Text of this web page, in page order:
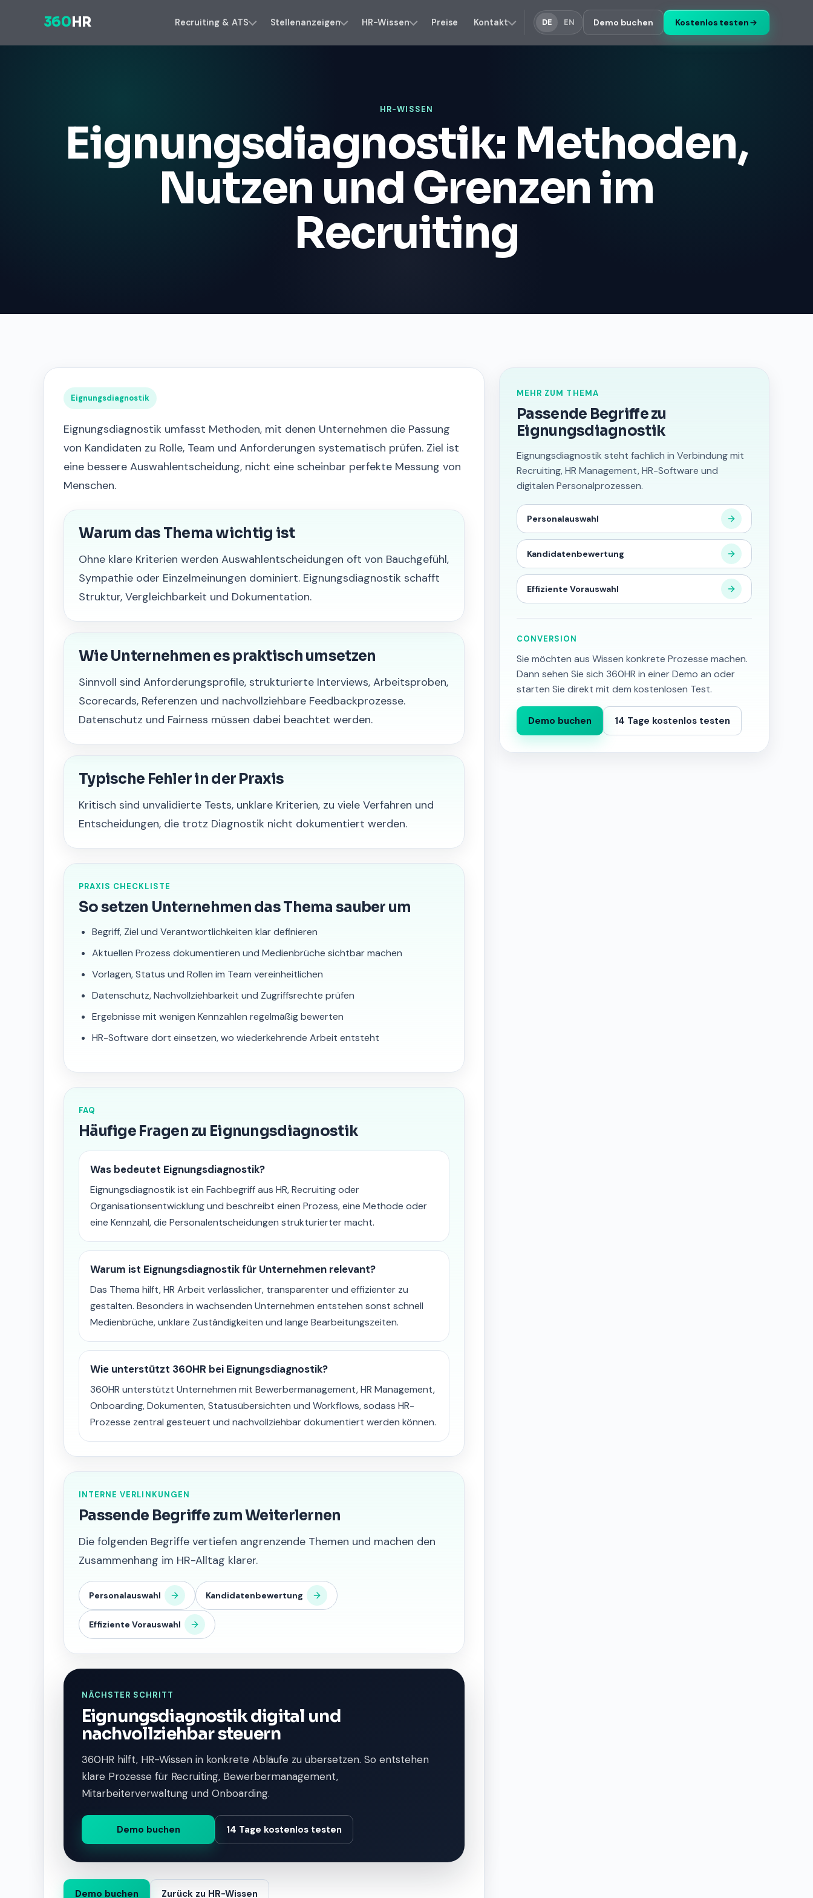
360 HR Recruiting & ATS Stellenanzeigen HR-Wissen Preise Kontakt DE EN Demo buchen Kostenlos testen
HR-WISSEN
Eignungsdiagnostik: Methoden,
Nutzen und Grenzen im
Recruiting
Eignungsdiagnostik
Eignungsdiagnostik umfasst Methoden, mit denen Unternehmen die Passung
von Kandidaten zu Rolle, Team und Anforderungen systematisch prüfen. Ziel ist
eine bessere Auswahlentscheidung, nicht eine scheinbar perfekte Messung von
Menschen.
Warum das Thema wichtig ist
Ohne klare Kriterien werden Auswahlentscheidungen oft von Bauchgefühl,
Sympathie oder Einzelmeinungen dominiert. Eignungsdiagnostik schafft
Struktur, Vergleichbarkeit und Dokumentation.
Wie Unternehmen es praktisch umsetzen
Sinnvoll sind Anforderungsprofile, strukturierte Interviews, Arbeitsproben,
Scorecards, Referenzen und nachvollziehbare Feedbackprozesse.
Datenschutz und Fairness müssen dabei beachtet werden.
Typische Fehler in der Praxis
Kritisch sind unvalidierte Tests, unklare Kriterien, zu viele Verfahren und
Entscheidungen, die trotz Diagnostik nicht dokumentiert werden.
PRAXIS CHECKLISTE
So setzen Unternehmen das Thema sauber um
Begriff, Ziel und Verantwortlichkeiten klar definieren
Aktuellen Prozess dokumentieren und Medienbrüche sichtbar machen
Vorlagen, Status und Rollen im Team vereinheitlichen
Datenschutz, Nachvollziehbarkeit und Zugriffsrechte prüfen
Ergebnisse mit wenigen Kennzahlen regelmäßig bewerten
HR-Software dort einsetzen, wo wiederkehrende Arbeit entsteht
FAQ
Häufige Fragen zu Eignungsdiagnostik
Was bedeutet Eignungsdiagnostik?
Eignungsdiagnostik ist ein Fachbegriff aus HR, Recruiting oder
Organisationsentwicklung und beschreibt einen Prozess, eine Methode oder
eine Kennzahl, die Personalentscheidungen strukturierter macht.
Warum ist Eignungsdiagnostik für Unternehmen relevant?
Das Thema hilft, HR Arbeit verlässlicher, transparenter und effizienter zu
gestalten. Besonders in wachsenden Unternehmen entstehen sonst schnell
Medienbrüche, unklare Zuständigkeiten und lange Bearbeitungszeiten.
Wie unterstützt 360HR bei Eignungsdiagnostik?
360HR unterstützt Unternehmen mit Bewerbermanagement, HR Management,
Onboarding, Dokumenten, Statusübersichten und Workflows, sodass HR-
Prozesse zentral gesteuert und nachvollziehbar dokumentiert werden können.
INTERNE VERLINKUNGEN
Passende Begriffe zum Weiterlernen
Die folgenden Begriffe vertiefen angrenzende Themen und machen den
Zusammenhang im HR-Alltag klarer.
Personalauswahl Kandidatenbewertung
Effiziente Vorauswahl
NÄCHSTER SCHRITT
Eignungsdiagnostik digital und
nachvollziehbar steuern
360HR hilft, HR-Wissen in konkrete Abläufe zu übersetzen. So entstehen
klare Prozesse für Recruiting, Bewerbermanagement,
Mitarbeiterverwaltung und Onboarding.
Demo buchen 14 Tage kostenlos testen
Demo buchen Zurück zu HR-Wissen
MEHR ZUM THEMA
Passende Begriffe zu
Eignungsdiagnostik
Eignungsdiagnostik steht fachlich in Verbindung mit
Recruiting, HR Management, HR-Software und
digitalen Personalprozessen.
Personalauswahl
Kandidatenbewertung
Effiziente Vorauswahl
CONVERSION
Sie möchten aus Wissen konkrete Prozesse machen.
Dann sehen Sie sich 360HR in einer Demo an oder
starten Sie direkt mit dem kostenlosen Test.
Demo buchen 14 Tage kostenlos testen